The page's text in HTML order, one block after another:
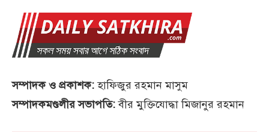
সম্পাদক ও প্রকাশক:হাফিজুর রহমান মাসুম
সম্পাদকমণ্ডলীর সভাপতি:বীর মুক্তিযোদ্ধা মিজানুর রহমান